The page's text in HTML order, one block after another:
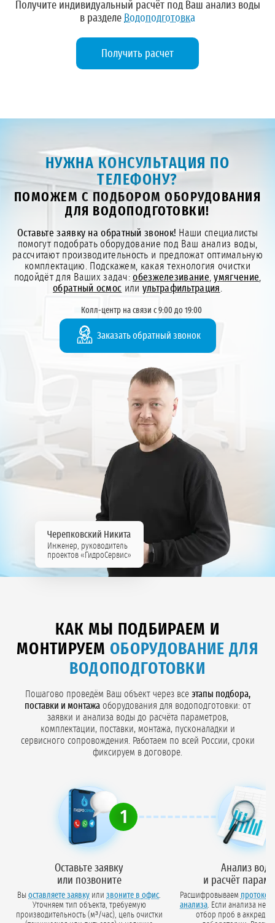
Получите индивидуальный расчёт под Ваш анализ воды
в разделе Водоподготовка
Получить расчет
НУЖНА КОНСУЛЬТАЦИЯ ПО
ТЕЛЕФОНУ?
ПОМОЖЕМ С ПОДБОРОМ ОБОРУДОВАНИЯ
ДЛЯ ВОДОПОДГОТОВКИ!
Оставьте заявку на обратный звонок! Наши специалисты
помогут подобрать оборудование под Ваш анализ воды,
рассчитают производительность и предложат оптимальную
комплектацию. Подскажем, какая технология очистки
подойдёт для Ваших задач:обезжелезивание ,умягчение
обратный осмос или ультрафильтрация
Колл-центр на связи с 9:00 до 19:00
Заказать обратный звонок
Черепковский Никита
Инженер, руководитель
проектов «ГидроСервис»
КАК МЫ ПОДБИРАЕМ И
МОНТИРУЕМ ОБОРУДОВАНИЕ ДЛЯ
ВОДОПОДГОТОВКИ
Пошагово проведём Ваш объект через все этапы подбора,
поставки и монтажаоборудования для водоподготовки: от
заявки и анализа воды до расчёта параметров,
комплектации, поставки, монтажа, пусконаладки и
сервисного сопровождения. Работаем по всей России, сроки
фиксируем в договоре.
1
Оставьте заявку
или позвоните
Вы оставляете заявку или звоните в офис.
Уточняем тип объекта, требуемую
производительность (м³/час), цель очистки
Анализ
и расчёт
Расшифровываем протокол
анализа. Если анализа нет — организуем
отбор проб в